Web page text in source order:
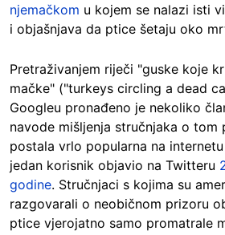
njemačkom u kojem se nalazi isti
i objašnjava da ptice šetaju oko
Pretraživanjem riječi "guske koje
mačke" ("turkeys circling a dead
Googleu pronađeno je nekoliko
navode mišljenja stručnjaka o tom
postala vrlo popularna na
jedan korisnik objavio na Twitteru
godine. Stručnjaci s kojima su
razgovarali o neobičnom prizoru
ptice vjerojatno samo promatrale